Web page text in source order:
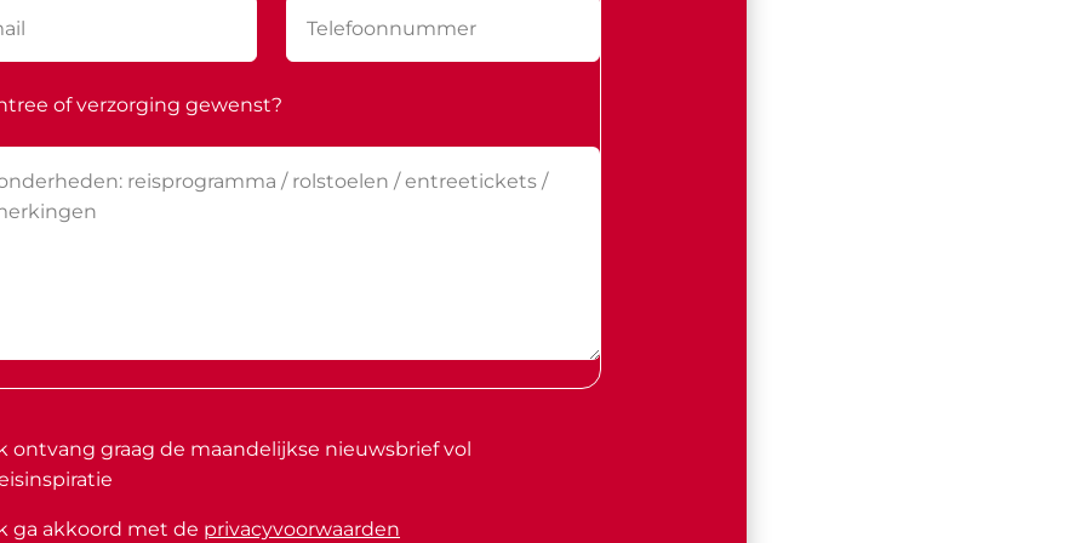
of verzorging gewenst?
ontvang graag de maandelijkse nieuwsbrief vol
ga akkoord met de privacyvoorwaarden